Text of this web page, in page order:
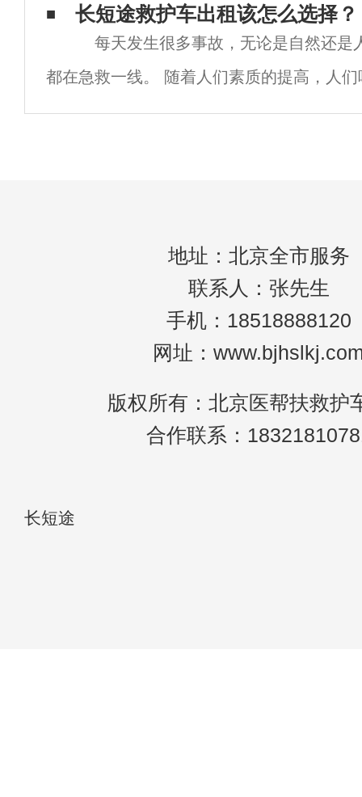
不言而喻。尤其是在大城市如北京，随着人
的不断增加和生活节奏的加快，专业的救护
出租转运病人服务显得尤为重要。无论是突
的
长短途救护车出租该怎么选择？
每天发生很多事故，无论是自然还是
都在急救一线。 随着人们素质的提高，人
生命让路。 但是，目前医院的救护车供应
地址：北京全市服务
联系人：张先生
手机：18518888120
网址：
版权所有：北京医帮扶救护
合作联系：
长短途